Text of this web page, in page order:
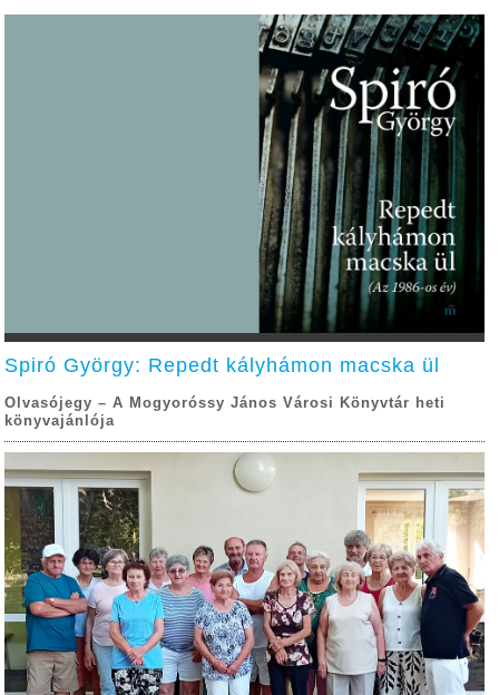
Spiró György: Repedt kályhámon macska ül
Olvasójegy – A Mogyoróssy János Városi Könyvtár heti
könyvajánlója